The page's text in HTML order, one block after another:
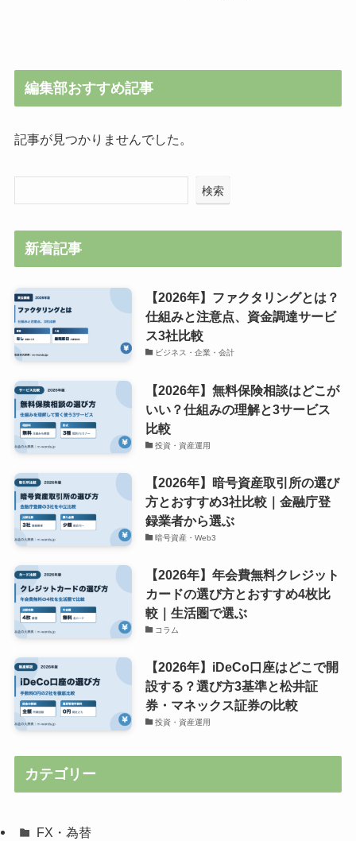
編集部おすすめ記事
記事が見つかりませんでした。
検索
新着記事
【2026年】ファクタリングとは？
仕組みと注意点、資金調達サービ
ス3社比較
ビジネス・企業・会計
【2026年】無料保険相談はどこが
いい？仕組みの理解と3サービス
比較
投資・資産運用
【2026年】暗号資産取引所の選び
方とおすすめ3社比較｜金融庁登
録業者から選ぶ
暗号資産・Web3
【2026年】年会費無料クレジット
カードの選び方とおすすめ4枚比
較｜生活圏で選ぶ
コラム
【2026年】iDeCo口座はどこで開
設する？選び方3基準と松井証
券・マネックス証券の比較
投資・資産運用
カテゴリー
FX・為替